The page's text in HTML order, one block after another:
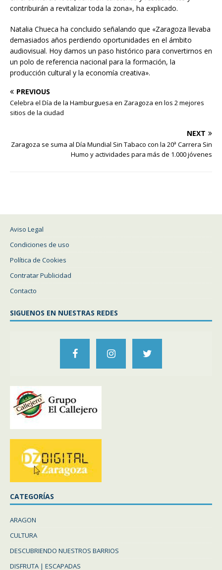
contribuirán a revitalizar toda la zona», ha explicado.
Natalia Chueca ha concluido señalando que «Zaragoza llevaba
demasiados años perdiendo oportunidades en el ámbito
audiovisual. Hoy damos un paso histórico para convertirnos en
un polo de referencia nacional para la formación, la
producción cultural y la economía creativa».
PREVIOUS
Celebra el Día de la Hamburguesa en Zaragoza en los 2 mejores
sitios de la ciudad
NEXT
Zaragoza se suma al Día Mundial Sin Tabaco con la 20ª Carrera Sin
Humo y actividades para más de 1.000 jóvenes
Aviso Legal
Condiciones de uso
Política de Cookies
Contratar Publicidad
Contacto
SIGUENOS EN NUESTRAS REDES
CATEGORÍAS
ARAGON
CULTURA
DESCUBRIENDO NUESTROS BARRIOS
DISFRUTA | ESCAPADAS